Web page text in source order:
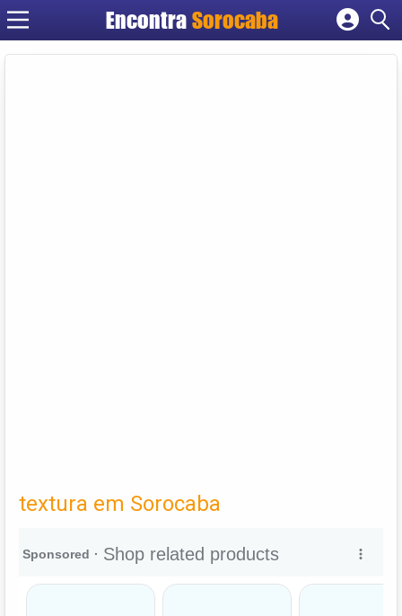
EncontraSorocaba
Cadastrar empresa
textura em Sorocaba